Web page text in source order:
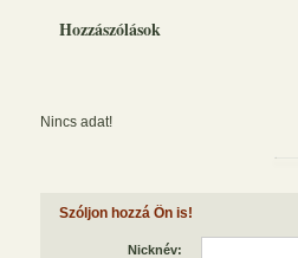
Hozzászólások
Nincs adat!
Szóljon hozzá Ön is!
Nicknév: